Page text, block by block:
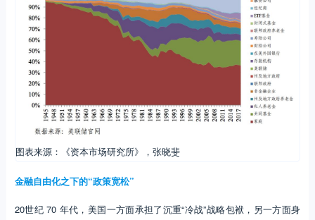
图表来源：《资本市场研究所》，张晓斐
金融自由化之下的“政策宽松”
20世纪 70 年代，美国一方面承担了沉重“冷战”战略包袱，另一方面身